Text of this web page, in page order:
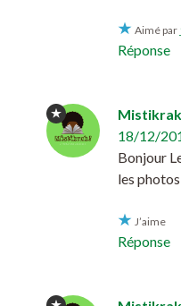
Aimé par
Réponse
Mistikrak
18/12/
Bonjour
les
J’aime
Réponse